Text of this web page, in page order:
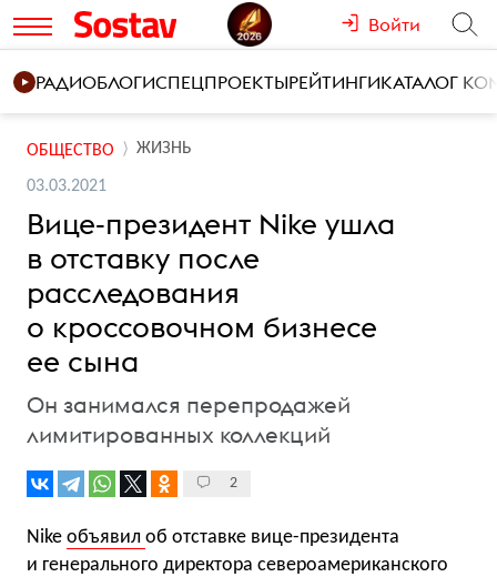
Войти
РАДИОБЛОГИСПЕЦПРОЕКТЫРЕЙТИНГИКАТАЛОГ
ОБЩЕСТВО ЖИЗНЬ
03.03.2021
Вице-президент Nike ушла
в отставку после
расследования
о кроссовочном бизнесе
ее сына
Он занимался перепродажей
лимитированных коллекций
2
Nike объявил об отставке вице-президента
и генерального директора североамериканского